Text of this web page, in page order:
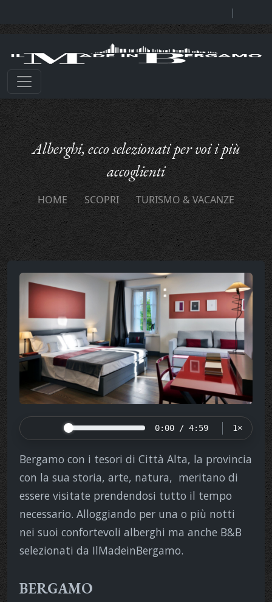
|
Alberghi, ecco selezionati per voi i più
accoglienti
HOME SCOPRI TURISMO & VACANZE
0:00 / 4:59 1×
Bergamo con i tesori di Città Alta, la provincia
con la sua storia, arte, natura, meritano di
essere visitate prendendosi tutto il tempo
necessario. Alloggiando per una o più notti
nei suoi confortevoli alberghi ma anche B&B
selezionati da IlMadeinBergamo.
BERGAMO